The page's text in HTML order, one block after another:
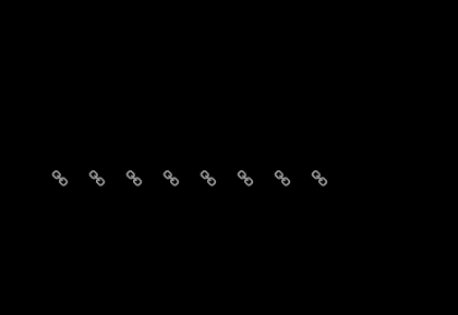
HomeBandVideoFotosRepertoire
Vragen?AgendaBoekingsaanvraag